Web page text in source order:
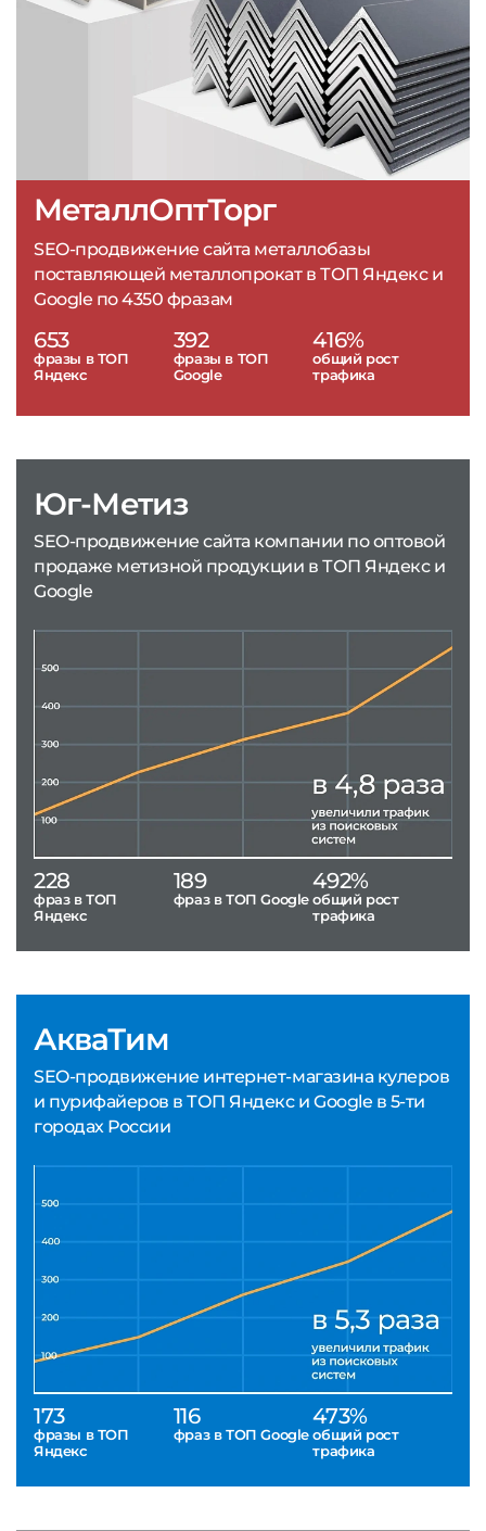
МеталлОптТорг
SEO-продвижение сайта металлобазы
поставляющей металлопрокат в ТОП Яндекс и
Google по 4350 фразам
653
фразы в ТОП
Яндекс
392
фразы в ТОП
Google
416%
общий рост
трафика
АкваТим
SEO-продвижение интернет-магазина кулеров
и пурифайеров в ТОП Яндекс и Google в 5-ти
городах России
173
фразы в ТОП
Яндекс
116
фраз в ТОП Google
473%
общий рост
трафика
Юг-Метиз
SEO-продвижение сайта компании по оптовой
продаже метизной продукции в ТОП Яндекс и
Google
228
фраз в ТОП
Яндекс
189
фраз в ТОП Google
492%
общий рост
трафика